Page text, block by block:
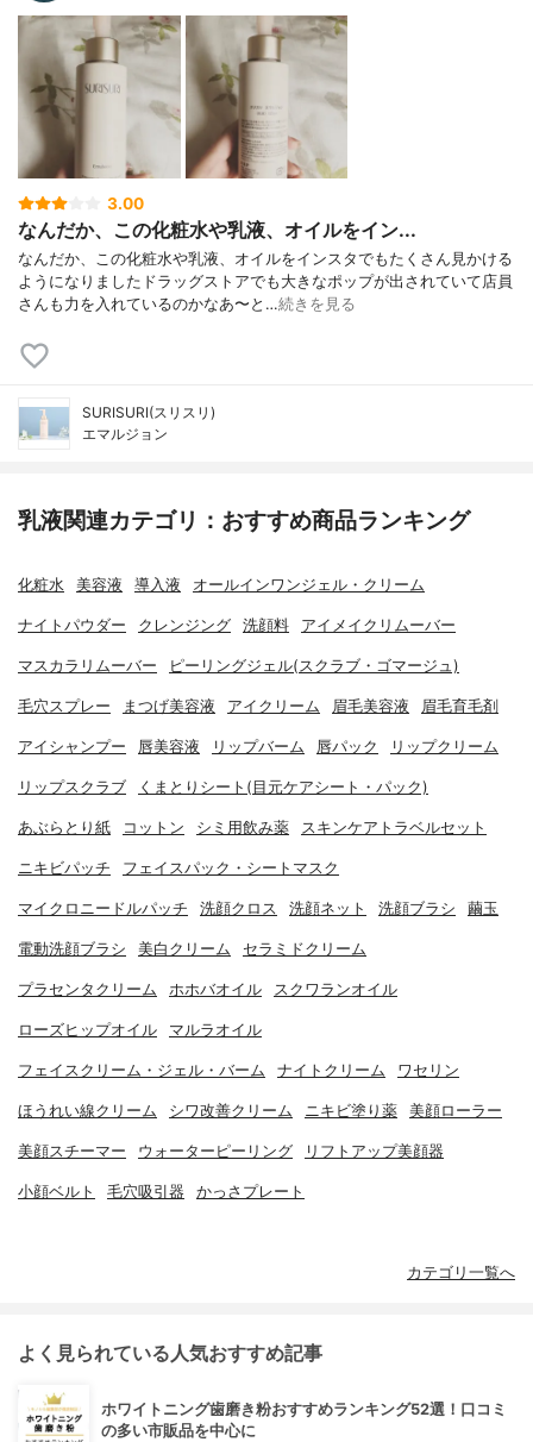
3.00
なんだか、この化粧水や乳液、オイルをイン...
なんだか、この化粧水や乳液、オイルをインスタでもたくさん見かける
ようになりましたドラッグストアでも大きなポップが出されていて店員
さんも力を入れているのかなあ〜と…続きを見る
SURISURI(スリスリ)
エマルジョン
乳液関連カテゴリ：おすすめ商品ランキング
化粧水 美容液 導入液 オールインワンジェル・クリーム
ナイトパウダー クレンジング 洗顔料 アイメイクリムーバー
マスカラリムーバー ピーリングジェル(スクラブ・ゴマージュ)
毛穴スプレー まつげ美容液 アイクリーム 眉毛美容液 眉毛育毛剤
アイシャンプー 唇美容液 リップバーム 唇パック リップクリーム
リップスクラブ くまとりシート(目元ケアシート・パック)
あぶらとり紙 コットン シミ用飲み薬 スキンケアトラベルセット
ニキビパッチ フェイスパック・シートマスク
マイクロニードルパッチ 洗顔クロス 洗顔ネット 洗顔ブラシ 繭玉
電動洗顔ブラシ 美白クリーム セラミドクリーム
プラセンタクリーム ホホバオイル スクワランオイル
ローズヒップオイル マルラオイル
フェイスクリーム・ジェル・バーム ナイトクリーム ワセリン
ほうれい線クリーム シワ改善クリーム ニキビ塗り薬 美顔ローラー
美顔スチーマー ウォーターピーリング リフトアップ美顔器
小顔ベルト 毛穴吸引器 かっさプレート
カテゴリ一覧へ
よく見られている人気おすすめ記事
ホワイトニング歯磨き粉おすすめランキング52選！口コミ
の多い市販品を中心に